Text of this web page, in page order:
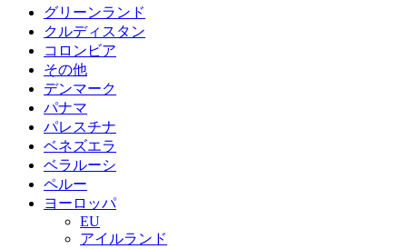
グリーンランド
クルディスタン
コロンビア
その他
デンマーク
パナマ
パレスチナ
ベネズエラ
ベラルーシ
ペルー
ヨーロッパ
EU
アイルランド